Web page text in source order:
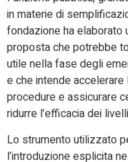
in materie di
fondazione ha elaborato
proposta che potrebbe
utile nella fase degli
e che intende accelerare
procedure e assicurare
ridurre l’efficacia dei
Lo strumento utilizzato
l’introduzione esplicita